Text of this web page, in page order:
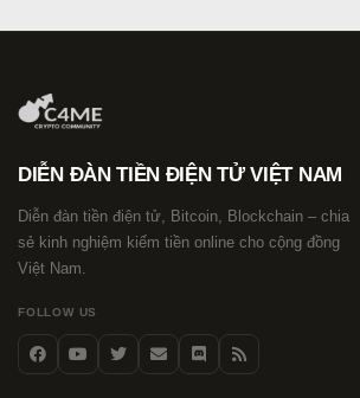
DIỄN ĐÀN TIỀN ĐIỆN TỬ VIỆT NAM
Diễn đàn tiền điện tử, Bitcoin, Blockchain – chia
sẻ kinh nghiệm kiếm tiền online cho cộng đồng
Việt Nam.
FOLLOW US